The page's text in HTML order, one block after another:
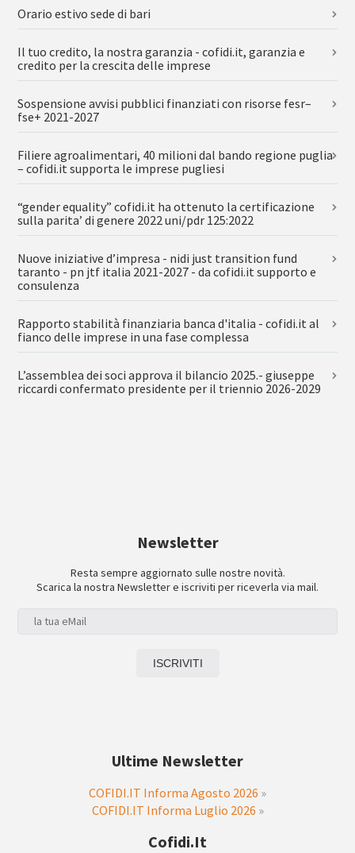
Orario estivo sede di bari
Il tuo credito, la nostra garanzia - cofidi.it, garanzia e
credito per la crescita delle imprese
Sospensione avvisi pubblici finanziati con risorse fesr–
fse+ 2021-2027
Filiere agroalimentari, 40 milioni dal bando regione puglia
– cofidi.it supporta le imprese pugliesi
“gender equality” cofidi.it ha ottenuto la certificazione
sulla parita’ di genere 2022 uni/pdr 125:2022
Nuove iniziative d’impresa - nidi just transition fund
taranto - pn jtf italia 2021-2027 - da cofidi.it supporto e
consulenza
Rapporto stabilità finanziaria banca d'italia - cofidi.it al
fianco delle imprese in una fase complessa
L’assemblea dei soci approva il bilancio 2025.- giuseppe
riccardi confermato presidente per il triennio 2026-2029
Newsletter
Resta sempre aggiornato sulle nostre novità.
Scarica la nostra Newsletter e iscriviti per riceverla via mail.
Ultime Newsletter
COFIDI.IT Informa Agosto 2026 »
COFIDI.IT Informa Luglio 2026 »
Cofidi.it